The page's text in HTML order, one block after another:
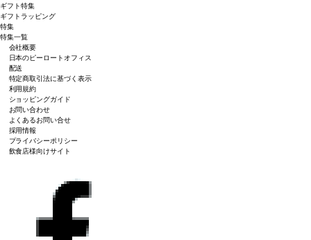
ギフト特集
ギフトラッピング
特集
特集一覧
会社概要
日本のピーロートオフィス
配送
特定商取引法に基づく表示
利用規約
ショッピングガイド
お問い合わせ
よくあるお問い合せ
採用情報
プライバシーポリシー
飲食店様向けサイト